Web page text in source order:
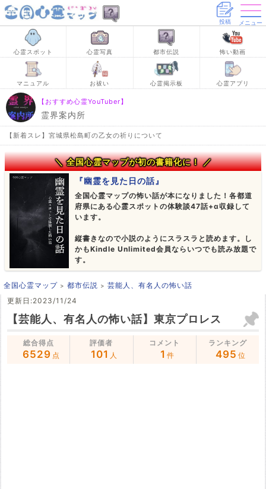
投稿 メニュー
心霊スポット 心霊写真 都市伝説 怖い動画
マニュアル お祓い 心霊掲示板 心霊アプリ
【おすすめ心霊YouTuber】
霊界案内所
【新着スレ】宮城県松島町の乙女の祈りについて
＼ 全国心霊マップが初の書籍化に！ ／
『幽霊を見た日の話』
全国心霊マップの怖い話が本になりました！各都道
府県にある心霊スポットの体験談47話+α収録して
います。
縦書きなので小説のようにスラスラと読めます。し
かもKindle Unlimited会員ならいつでも読み放題で
す。
全国心霊マップ 都市伝説
芸能人、有名人の怖い話
更新日:2023/11/24
【芸能人、有名人の怖い話】東京プロレス
総合得点
6529 点
評価者
101 人
コメント
1 件
ランキング
495 位